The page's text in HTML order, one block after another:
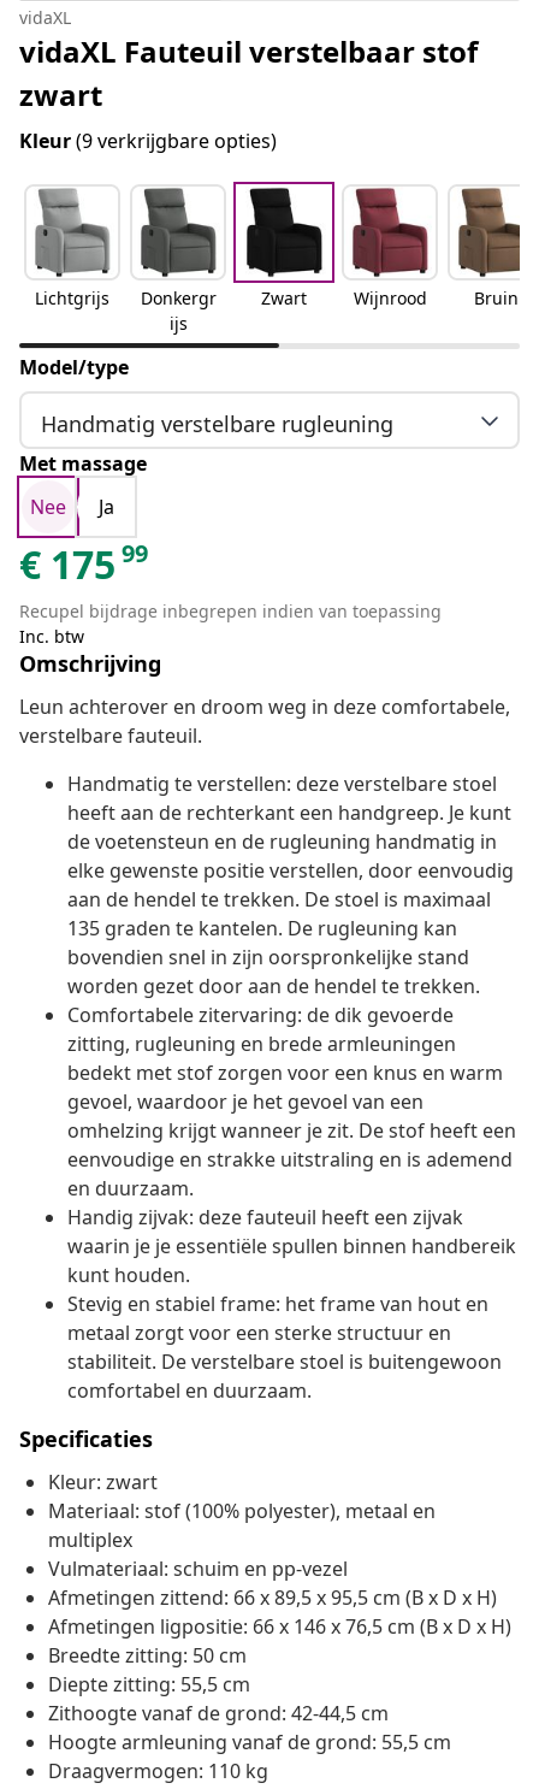
vidaXL
vidaXL Fauteuil verstelbaar stof
zwart
Kleur(9 verkrijgbare opties)
Lichtgrijs
Donkergr
ijs
Zwart Wijnrood Bruin
Model/type
Handmatig verstelbare rugleuning
Met massage
Nee
Ja
€ 175 99
Recupel bijdrage inbegrepen indien van toepassing
Inc. btw
Omschrijving
Leun achterover en droom weg in deze comfortabele,
verstelbare fauteuil.
Handmatig te verstellen: deze verstelbare stoel
heeft aan de rechterkant een handgreep. Je kunt
de voetensteun en de rugleuning handmatig in
elke gewenste positie verstellen, door eenvoudig
aan de hendel te trekken. De stoel is maximaal
135 graden te kantelen. De rugleuning kan
bovendien snel in zijn oorspronkelijke stand
worden gezet door aan de hendel te trekken.
Comfortabele zitervaring: de dik gevoerde
zitting, rugleuning en brede armleuningen
bedekt met stof zorgen voor een knus en warm
gevoel, waardoor je het gevoel van een
omhelzing krijgt wanneer je zit. De stof heeft een
eenvoudige en strakke uitstraling en is ademend
en duurzaam.
Handig zijvak: deze fauteuil heeft een zijvak
waarin je je essentiële spullen binnen handbereik
kunt houden.
Stevig en stabiel frame: het frame van hout en
metaal zorgt voor een sterke structuur en
stabiliteit. De verstelbare stoel is buitengewoon
comfortabel en duurzaam.
Specificaties
Kleur: zwart
Materiaal: stof (100% polyester), metaal en
multiplex
Vulmateriaal: schuim en pp-vezel
Afmetingen zittend: 66 x 89,5 x 95,5 cm (B x D x H)
Afmetingen ligpositie: 66 x 146 x 76,5 cm (B x D x H)
Breedte zitting: 50 cm
Diepte zitting: 55,5 cm
Zithoogte vanaf de grond: 42-44,5 cm
Hoogte armleuning vanaf de grond: 55,5 cm
Draagvermogen: 110 kg